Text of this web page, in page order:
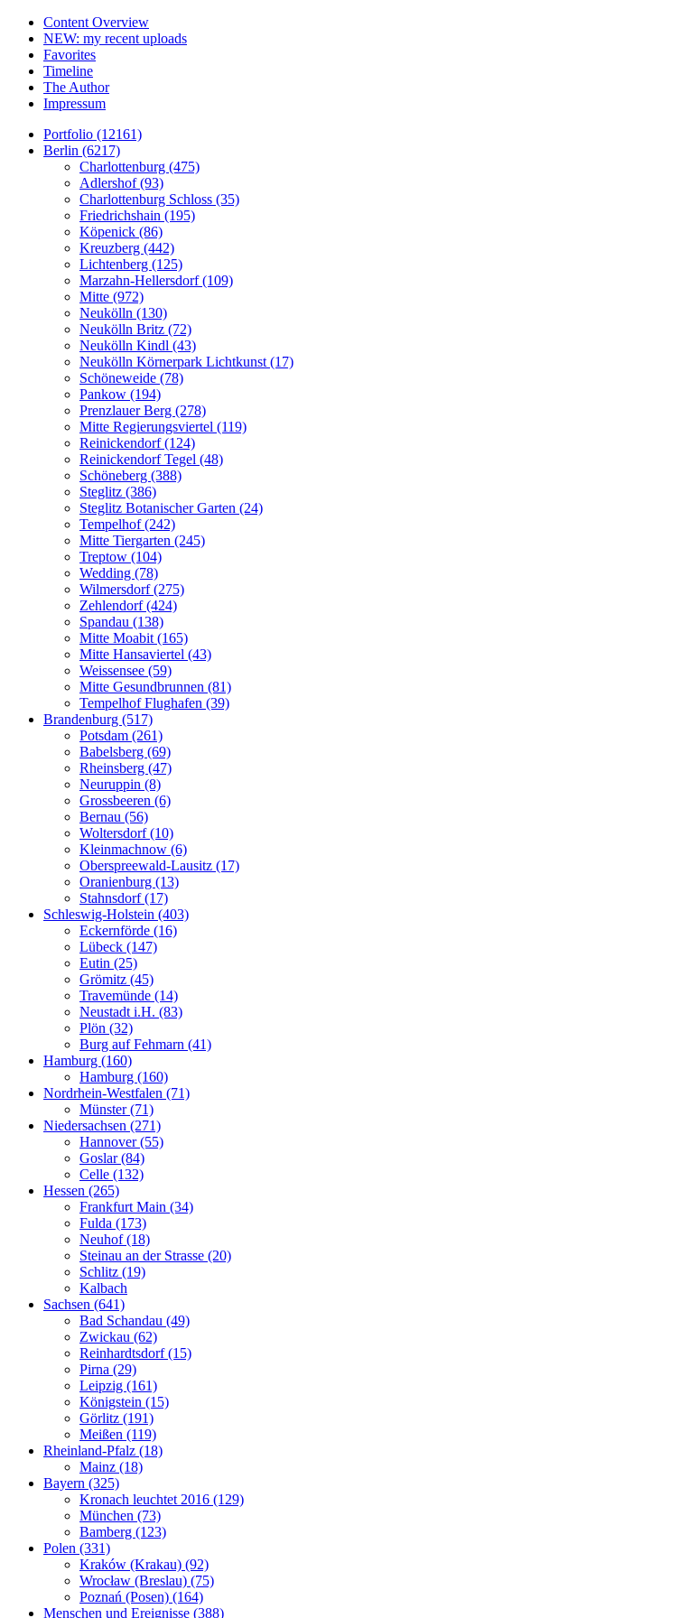
Content Overview
NEW: my recent uploads
Favorites
Timeline
The Author
Impressum
Portfolio (12161)
Berlin (6217)
Charlottenburg (475)
Adlershof (93)
Charlottenburg Schloss (35)
Friedrichshain (195)
Köpenick (86)
Kreuzberg (442)
Lichtenberg (125)
Marzahn-Hellersdorf (109)
Mitte (972)
Neukölln (130)
Neukölln Britz (72)
Neukölln Kindl (43)
Neukölln Körnerpark Lichtkunst (17)
Schöneweide (78)
Pankow (194)
Prenzlauer Berg (278)
Mitte Regierungsviertel (119)
Reinickendorf (124)
Reinickendorf Tegel (48)
Schöneberg (388)
Steglitz (386)
Steglitz Botanischer Garten (24)
Tempelhof (242)
Mitte Tiergarten (245)
Treptow (104)
Wedding (78)
Wilmersdorf (275)
Zehlendorf (424)
Spandau (138)
Mitte Moabit (165)
Mitte Hansaviertel (43)
Weissensee (59)
Mitte Gesundbrunnen (81)
Tempelhof Flughafen (39)
Brandenburg (517)
Potsdam (261)
Babelsberg (69)
Rheinsberg (47)
Neuruppin (8)
Grossbeeren (6)
Bernau (56)
Woltersdorf (10)
Kleinmachnow (6)
Oberspreewald-Lausitz (17)
Oranienburg (13)
Stahnsdorf (17)
Schleswig-Holstein (403)
Eckernförde (16)
Lübeck (147)
Eutin (25)
Grömitz (45)
Travemünde (14)
Neustadt i.H. (83)
Plön (32)
Burg auf Fehmarn (41)
Hamburg (160)
Hamburg (160)
Nordrhein-Westfalen (71)
Münster (71)
Niedersachsen (271)
Hannover (55)
Goslar (84)
Celle (132)
Hessen (265)
Frankfurt Main (34)
Fulda (173)
Neuhof (18)
Steinau an der Strasse (20)
Schlitz (19)
Kalbach
Sachsen (641)
Bad Schandau (49)
Zwickau (62)
Reinhardtsdorf (15)
Pirna (29)
Leipzig (161)
Königstein (15)
Görlitz (191)
Meißen (119)
Rheinland-Pfalz (18)
Mainz (18)
Bayern (325)
Kronach leuchtet 2016 (129)
München (73)
Bamberg (123)
Polen (331)
Kraków (Krakau) (92)
Wrocław (Breslau) (75)
Poznań (Posen) (164)
Menschen und Ereignisse (388)